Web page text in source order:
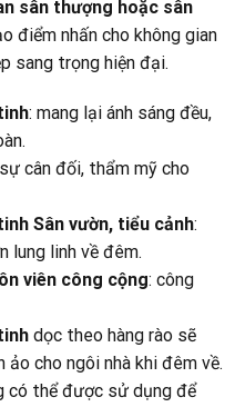
sân thượng hoặc sân
điểm nhấn cho không gian
sang trọng hiện đại.
: mang lại ánh sáng đều,
cân đối, thẩm mỹ cho
Sân vườn, tiểu cảnh:
lung linh về đêm.
viên công cộng: công
dọc theo hàng rào sẽ
ảo cho ngôi nhà khi đêm về.
có thể được sử dụng để